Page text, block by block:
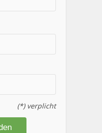
(*) verplicht